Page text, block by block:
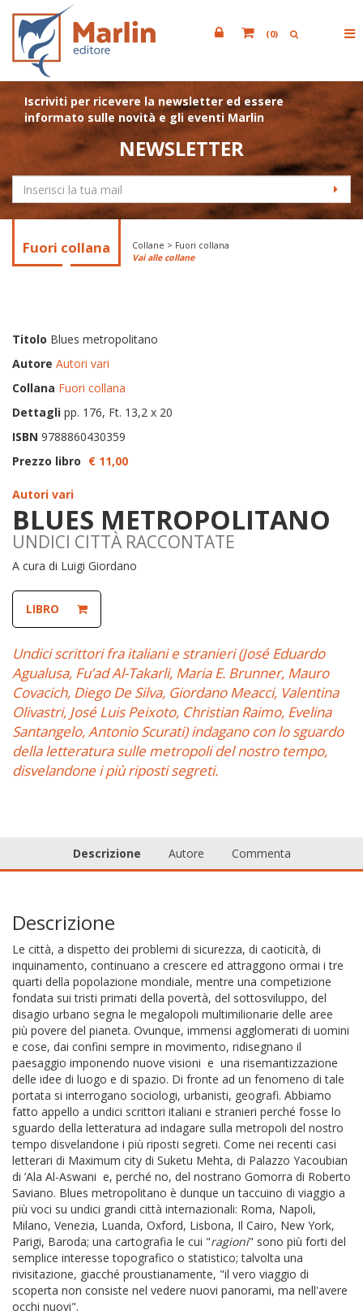
(0)
Iscriviti per ricevere la newsletter ed essere
informato sulle novità e gli eventi Marlin
NEWSLETTER
Fuori collana
Collane > Fuori collana
Vai alle collane
Titolo Blues metropolitano
Autore Autori vari
Collana Fuori collana
Dettagli pp. 176, Ft. 13,2 x 20
ISBN 9788860430359
Prezzo libro € 11,00
Autori vari
BLUES METROPOLITANO
UNDICI CITTÀ RACCONTATE
A cura di Luigi Giordano
LIBRO
Undici scrittori fra italiani e stranieri (José Eduardo
Agualusa, Fu’ad Al-Takarli, Maria E. Brunner, Mauro
Covacich, Diego De Silva, Giordano Meacci, Valentina
Olivastri, José Luis Peixoto, Christian Raimo, Evelina
Santangelo, Antonio Scurati) indagano con lo sguardo
della letteratura sulle metropoli del nostro tempo,
disvelandone i più riposti segreti.
Descrizione Autore Commenta
Descrizione
Le città, a dispetto dei problemi di sicurezza, di caoticità, di
inquinamento, continuano a crescere ed attraggono ormai i tre
quarti della popolazione mondiale, mentre una competizione
fondata sui tristi primati della povertà, del sottosviluppo, del
disagio urbano segna le megalopoli multimilionarie delle aree
più povere del pianeta. Ovunque, immensi agglomerati di uomini
e cose, dai confini sempre in movimento, ridisegnano il
paesaggio imponendo nuove visioni e una risemantizzazione
delle idee di luogo e di spazio. Di fronte ad un fenomeno di tale
portata si interrogano sociologi, urbanisti, geografi. Abbiamo
fatto appello a undici scrittori italiani e stranieri perché fosse lo
sguardo della letteratura ad indagare sulla metropoli del nostro
tempo disvelandone i più riposti segreti. Come nei recenti casi
letterari di Maximum city di Suketu Mehta, di Palazzo Yacoubian
di ’Ala Al-Aswani e, perché no, del nostrano Gomorra di Roberto
Saviano. Blues metropolitano è dunque un taccuino di viaggio a
più voci su undici grandi città internazionali: Roma, Napoli,
Milano, Venezia, Luanda, Oxford, Lisbona, Il Cairo, New York,
Parigi, Baroda; una cartografia le cui "ragioni" sono più forti del
semplice interesse topografico o statistico; talvolta una
rivisitazione, giacché proustianamente, "il vero viaggio di
scoperta non consiste nel vedere nuovi panorami, ma nell'avere
occhi nuovi".